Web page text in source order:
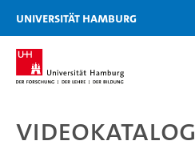
Zu den Filtern
Zur Metanavigation
Zur Hauptnavigation
Zur Suche
Zum Inhalt
Zum Seitenfuss
Universität Hamburg
Videokatalog
Videokatalog